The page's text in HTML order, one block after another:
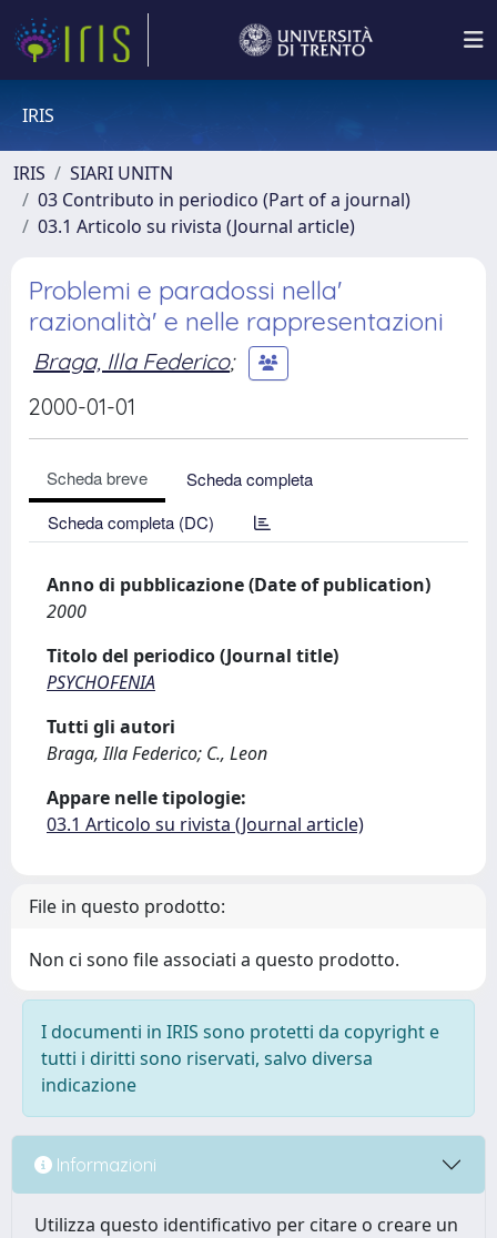
IRIS
IRIS
SIARI UNITN
03 Contributo in periodico (Part of a journal)
03.1 Articolo su rivista (Journal article)
Problemi e paradossi nella'
razionalità' e nelle rappresentazioni
Braga, Illa Federico;
2000-01-01
Scheda breve
Scheda completa
Scheda completa (DC)
Anno di pubblicazione (Date of publication)
2000
Titolo del periodico (Journal title)
PSYCHOFENIA
Tutti gli autori
Braga, Illa Federico; C., Leon
Appare nelle tipologie:
03.1 Articolo su rivista (Journal article)
File in questo prodotto:
Non ci sono file associati a questo prodotto.
I documenti in IRIS sono protetti da copyright e
tutti i diritti sono riservati, salvo diversa
indicazione
Informazioni
Utilizza questo identificativo per citare o creare un